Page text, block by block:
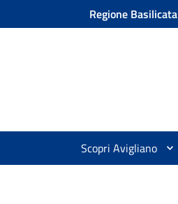
Regione Basilicata
Scopri Avigliano